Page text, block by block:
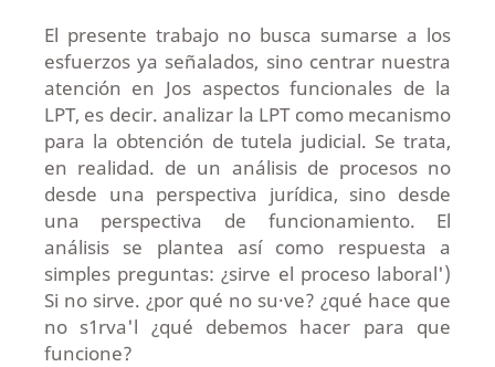
El presente trabajo no busca sumarse a los
esfuerzos ya señalados, sino centrar nuestra
atención en Jos aspectos funcionales de la
LPT, es decir. analizar la LPT como mecanismo
para la obtención de tutela judicial. Se trata,
en realidad. de un análisis de procesos no
desde una perspectiva jurídica, sino desde
una perspectiva de funcionamiento. El
análisis se plantea así como respuesta a
simples preguntas: ¿sirve el proceso laboral')
Si no sirve. ¿por qué no su·ve? ¿qué hace que
no s1rva'l ¿qué debemos hacer para que
funcione?